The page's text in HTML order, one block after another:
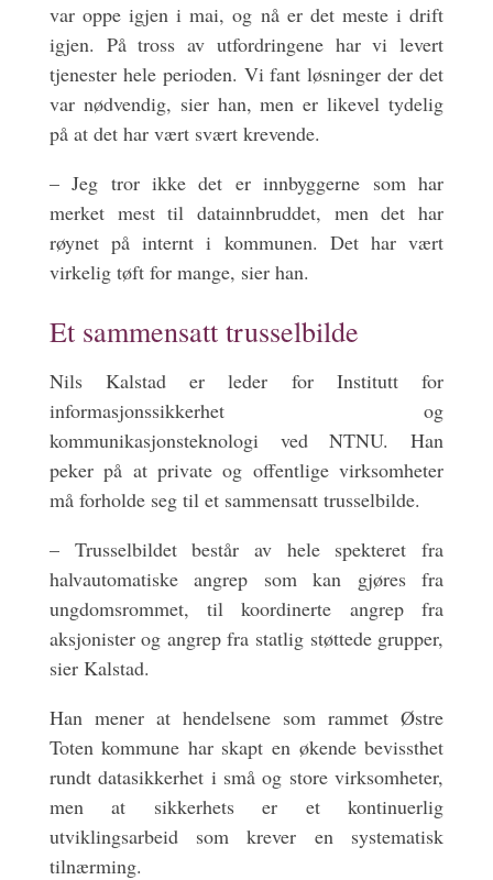
var oppe igjen i mai, og nå er det meste i drift
igjen. På tross av utfordringene har vi levert
tjenester hele perioden. Vi fant løsninger der det
var nødvendig, sier han, men er likevel tydelig
på at det har vært svært krevende.
– Jeg tror ikke det er innbyggerne som har
merket mest til datainnbruddet, men det har
røynet på internt i kommunen. Det har vært
virkelig tøft for mange, sier han.
Et sammensatt trusselbilde
Nils Kalstad er leder for Institutt for
informasjonssikkerhet og
kommunikasjonsteknologi ved NTNU. Han
peker på at private og offentlige virksomheter
må forholde seg til et sammensatt trusselbilde.
– Trusselbildet består av hele spekteret fra
halvautomatiske angrep som kan gjøres fra
ungdomsrommet, til koordinerte angrep fra
aksjonister og angrep fra statlig støttede grupper,
sier Kalstad.
Han mener at hendelsene som rammet Østre
Toten kommune har skapt en økende bevissthet
rundt datasikkerhet i små og store virksomheter,
men at sikkerhets er et kontinuerlig
utviklingsarbeid som krever en systematisk
tilnærming.